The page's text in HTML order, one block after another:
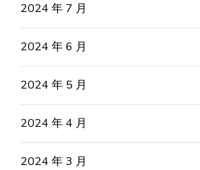
2024 年 7 月
2024 年 6 月
2024 年 5 月
2024 年 4 月
2024 年 3 月